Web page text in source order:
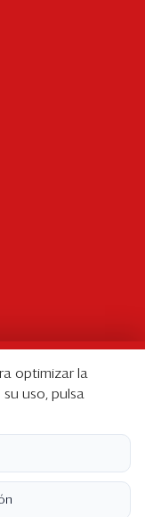
optimizar la
uso, pulsa